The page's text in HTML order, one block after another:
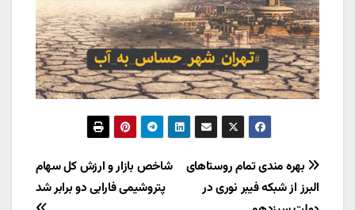
راهبری
شاخص بازار و ارزش کل سهام
پتروشیمی فارابی دو برابر شد
بهره مندی تمام روستاهای
البرز از شبکه فیبر نوری در